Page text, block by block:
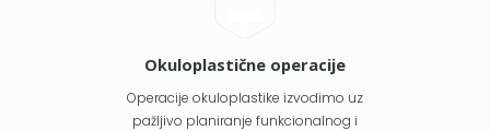
Okuloplastične operacije
Operacije okuloplastike izvodimo uz
pažljivo planiranje funkcionalnog i